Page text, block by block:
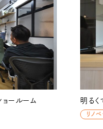
ールーム 明る
リノ